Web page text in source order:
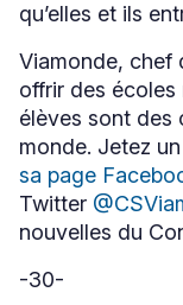
qu’elles et ils
Viamonde, chef
offrir des écoles
élèves sont des
monde. Jetez
sa page
Ce
lien
s'ouvrira
dans
une
nouvelle
Twitter Ce
lien
nouvelles du
-30-